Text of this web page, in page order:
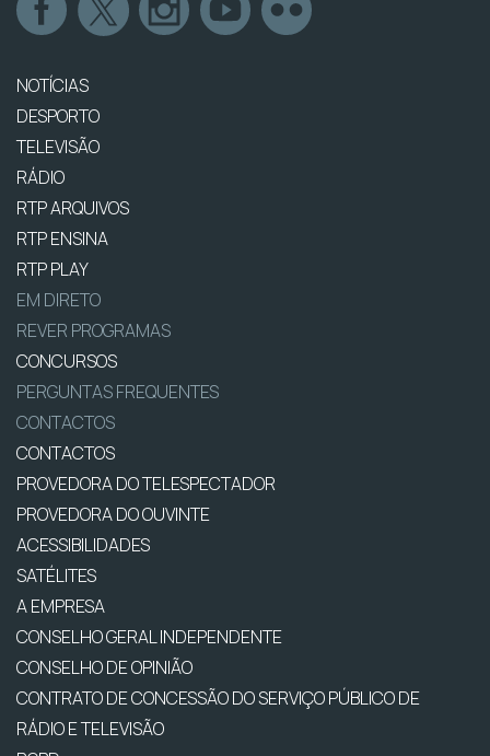
NOTÍCIAS
DESPORTO
TELEVISÃO
RÁDIO
RTP ARQUIVOS
RTP ENSINA
RTP PLAY
EM DIRETO
REVER PROGRAMAS
CONCURSOS
PERGUNTAS FREQUENTES
CONTACTOS
CONTACTOS
PROVEDORA DO TELESPECTADOR
PROVEDORA DO OUVINTE
ACESSIBILIDADES
SATÉLITES
A EMPRESA
CONSELHO GERAL INDEPENDENTE
CONSELHO DE OPINIÃO
CONTRATO DE CONCESSÃO DO SERVIÇO PÚBLICO DE
RÁDIO E TELEVISÃO